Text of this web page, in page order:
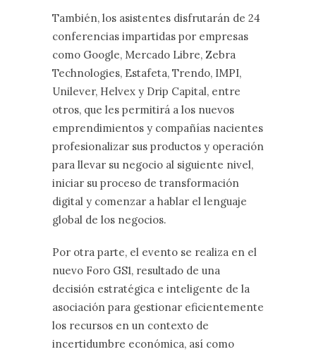
También, los asistentes disfrutarán de 24
conferencias impartidas por empresas
como Google, Mercado Libre, Zebra
Technologies, Estafeta, Trendo, IMPI,
Unilever, Helvex y Drip Capital, entre
otros, que les permitirá a los nuevos
emprendimientos y compañías nacientes
profesionalizar sus productos y operación
para llevar su negocio al siguiente nivel,
iniciar su proceso de transformación
digital y comenzar a hablar el lenguaje
global de los negocios.
Por otra parte, el evento se realiza en el
nuevo Foro GS1, resultado de una
decisión estratégica e inteligente de la
asociación para gestionar eficientemente
los recursos en un contexto de
incertidumbre económica, así como